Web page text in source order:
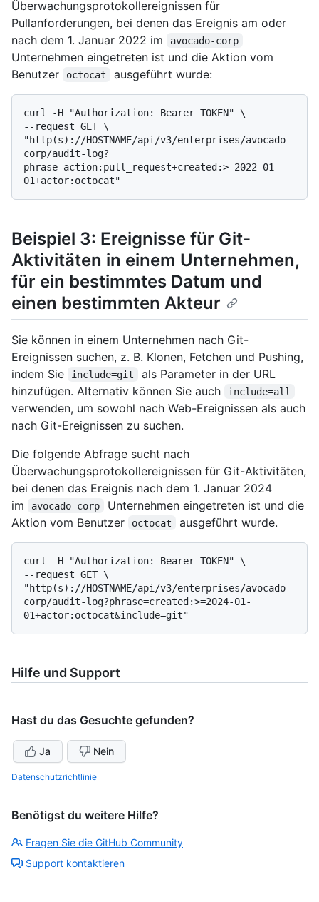
Überwachungsprotokollereignissen für
Pullanforderungen, bei denen das Ereignis am oder
nach dem 1. Januar 2022 im
avocado-corp
Unternehmen eingetreten ist und die Aktion vom
Benutzer
octocat ausgeführt wurde:
curl -H "Authorization: Bearer TOKEN" \
--request GET \
"http(s)://HOSTNAME/api/v3/enterprises/avocado-
corp/audit-log?
phrase=action:pull_request+created:>=2022-01-
Beispiel 3: Ereignisse für Git-
Aktivitäten in einem Unternehmen,
für ein bestimmtes Datum und
einen bestimmten Akteur
Sie können in einem Unternehmen nach Git-
Ereignissen suchen, z. B. Klonen, Fetchen und Pushing,
indem Sie
include=git
als Parameter in der URL
hinzufügen. Alternativ können Sie auch
include=all
verwenden, um sowohl nach Web-Ereignissen als auch
nach Git-Ereignissen zu suchen.
Die folgende Abfrage sucht nach
Überwachungsprotokollereignissen für Git-Aktivitäten,
bei denen das Ereignis nach dem 1. Januar 2024
im
avocado-corp
Unternehmen eingetreten ist und die
Aktion vom Benutzer
octocat ausgeführt wurde.
curl -H "Authorization: Bearer TOKEN" \
--request GET \
"http(s)://HOSTNAME/api/v3/enterprises/avocado-
corp/audit-log?phrase=created:>=2024-01-
Hilfe und Support
Hast du das Gesuchte gefunden?
Ja Nein
Datenschutzrichtlinie
Benötigst du weitere Hilfe?
Fragen Sie die GitHub Community
Support kontaktieren